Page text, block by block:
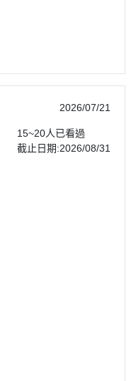
2026/07/21
15~20人已看過
截止日期:2026/08/31